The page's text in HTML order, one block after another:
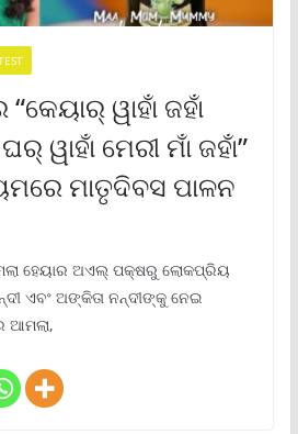
ୱାହାଁ ଜହାଁ
ୱାହାଁ ମେରୀ ମାଁ ଜହାଁ”
ମାତୃଦିବସ ପାଳନ
ହେୟାର ଅଏଲ୍ ପକ୍ଷରୁ ଲୋକପ୍ରିୟ
ଏବଂ ଅଙ୍କିତା ନନ୍ଦୀଙ୍କୁ ନେଇ
ଆମଲା,